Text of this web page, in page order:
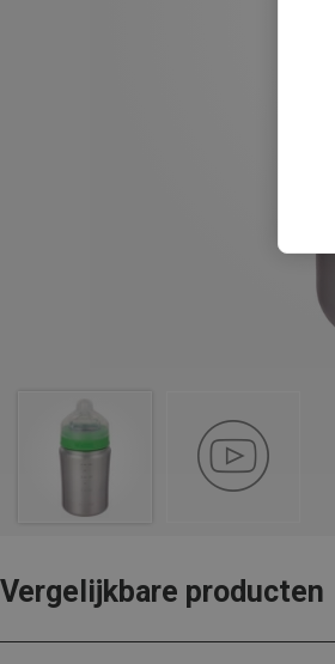
Vergelijkbare producten